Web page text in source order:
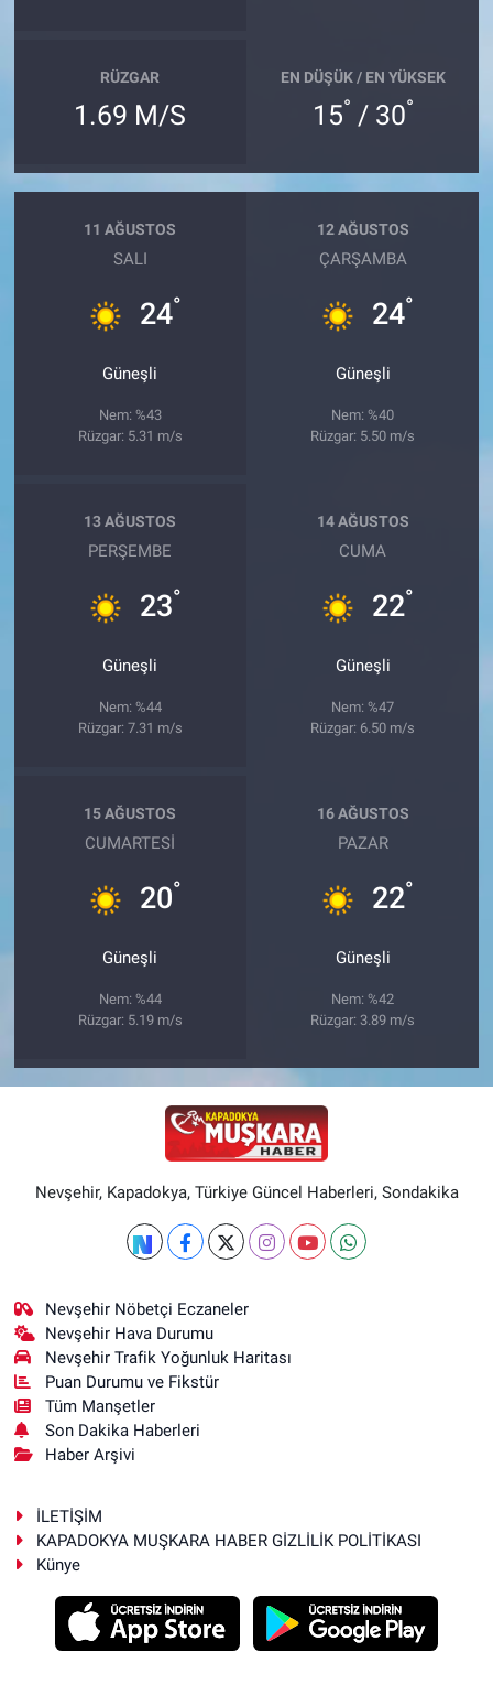
RÜZGAR
1.69 M/S
EN DÜŞÜK / EN YÜKSEK
15° / 30°
11 AĞUSTOS
SALI
24°
Güneşli
Nem: %43
Rüzgar: 5.31 m/s
12 AĞUSTOS
ÇARŞAMBA
24°
Güneşli
Nem: %40
Rüzgar: 5.50 m/s
13 AĞUSTOS
PERŞEMBE
23°
Güneşli
Nem: %44
Rüzgar: 7.31 m/s
14 AĞUSTOS
CUMA
22°
Güneşli
Nem: %47
Rüzgar: 6.50 m/s
15 AĞUSTOS
CUMARTESI
20°
Güneşli
Nem: %44
Rüzgar: 5.19 m/s
16 AĞUSTOS
PAZAR
22°
Güneşli
Nem: %42
Rüzgar: 3.89 m/s
Nevşehir, Kapadokya, Türkiye Güncel Haberleri, Sondakika
Nevşehir Nöbetçi Eczaneler
Nevşehir Hava Durumu
Nevşehir Trafik Yoğunluk Haritası
Puan Durumu ve Fikstür
Tüm Manşetler
Son Dakika Haberleri
Haber Arşivi
İLETİŞİM
KAPADOKYA MUŞKARA HABER GİZLİLİK POLİTİKASI
Künye